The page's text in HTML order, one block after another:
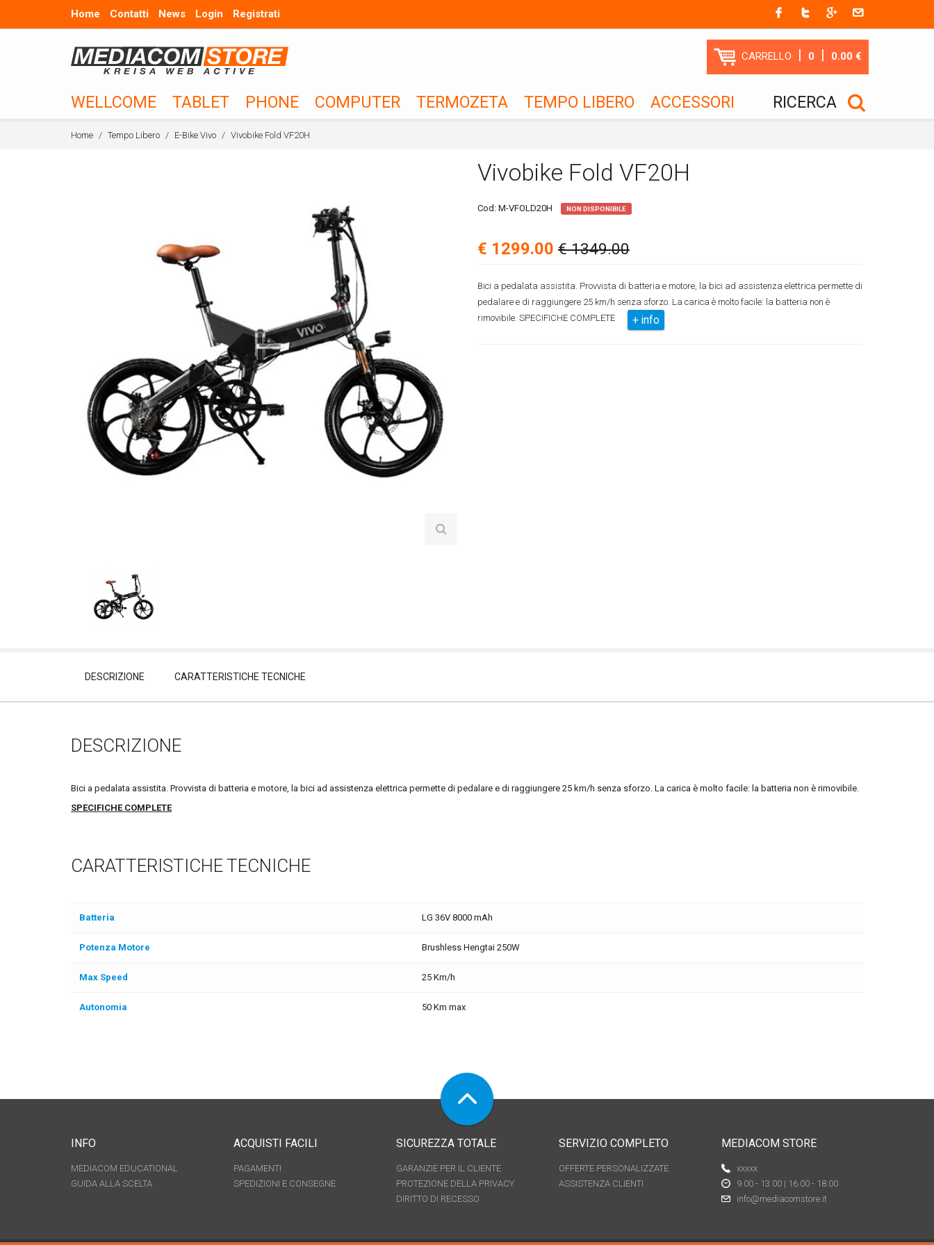
Home Contatti News Login Registrati
WELLCOME TABLET PHONE COMPUTER TERMOZETA TEMPO LIBERO ACCESSORI RICERCA
CARRELLO | 0 | 0.00 €
Home Tempo Libero E-Bike Vivo Vivobike Fold VF20H
Vivobike Fold VF20H
Cod: M-VFOLD20H NON DISPONIBILE
€ 1299.00 € 1349.00
Bici a pedalata assistita. Provvista di batteria e motore, la bici ad assistenza elettrica permette di
pedalare e di raggiungere 25 km/h senza sforzo. La carica è molto facile: la batteria non è
rimovibile. SPECIFICHE COMPLETE
+ info
DESCRIZIONE CARATTERISTICHE TECNICHE
DESCRIZIONE
Bici a pedalata assistita. Provvista di batteria e motore, la bici ad assistenza elettrica permette di pedalare e di raggiungere 25 km/h senza sforzo. La carica è molto facile: la batteria non è rimovibile.
SPECIFICHE COMPLETE
CARATTERISTICHE TECNICHE
Batteria LG 36V 8000 mAh
Potenza Motore Brushless Hengtai 250W
Max Speed 25 Km/h
Autonomia 50 Km max
INFO
MEDIACOM EDUCATIONAL
GUIDA ALLA SCELTA
ACQUISTI FACILI
PAGAMENTI
SPEDIZIONI E CONSEGNE
SICUREZZA TOTALE
GARANZIE PER IL CLIENTE
PROTEZIONE DELLA PRIVACY
DIRITTO DI RECESSO
SERVIZIO COMPLETO
OFFERTE PERSONALIZZATE
ASSISTENZA CLIENTI
MEDIACOM STORE
xxxxx
9.00 - 13.00 | 16.00 - 18.00
info@mediacomstore.it